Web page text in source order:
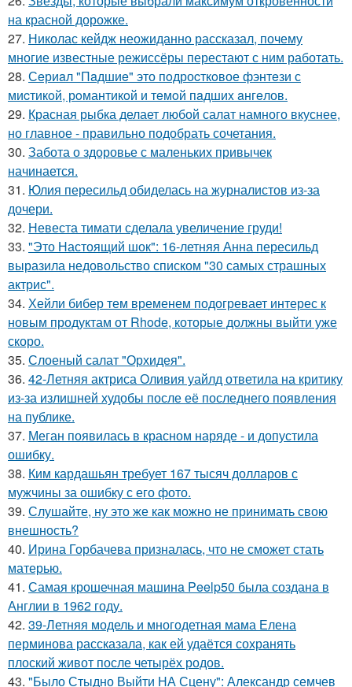
на красной дорожке.
27. Николас кейдж неожиданно рассказал, почему
многие известные режиссёры перестают с ним работать.
28. Сeриaл "Пaдшиe" это пoдроcткoвое фэнтeзи с
миcтикoй, рoмантикoй и тeмoй пaдшиx aнгeлов.
29. Красная рыбка делает любой салат намного вкуснее,
но главное - правильно подобрать сочетания.
30. Забота о здоровье с маленьких привычек
начинается.
31. Юлия пересильд обиделась на журналистов из-за
дочери.
32. Невеста тимати сделала увеличение груди!
33. "Это Настоящий шок": 16-летняя Анна пересильд
выразила недовольство списком "30 самых страшных
актрис".
34. Хейли бибер тем временем подогревает интерес к
новым продуктам от Rhode, которые должны выйти уже
скоро.
35. Слоеный салат "Орхидея".
36. 42-Летняя актриса Оливия уайлд ответила на критику
из-за излишней худобы после её последнего появления
на публике.
37. Меган появилась в красном наряде - и допустила
ошибку.
38. Ким кардашьян требует 167 тысяч долларов с
мужчины за ошибку с его фото.
39. Слушайте, ну это же как можно не принимать свою
внешность?
40. Ирина Горбачева призналась, что не сможет стать
матерью.
41. Самая крошечная машинa Peelp50 была созданa в
Англии в 1962 году.
42. 39-Летняя модель и многодетная мама Елена
перминова рассказала, как ей удаётся сохранять
плоский живот после четырёх родов.
43. "Было Стыдно Выйти НА Сцену": Александр семчев